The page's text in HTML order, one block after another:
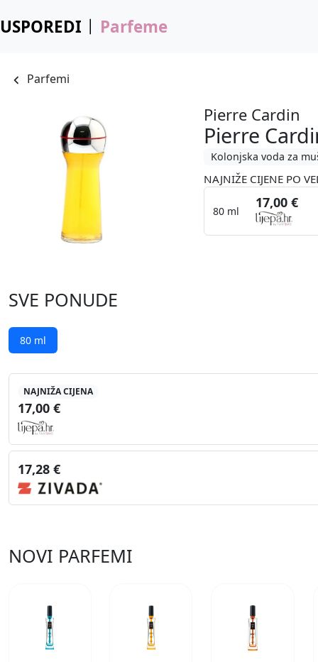
USPOREDI Parfeme
Parfemi
Pierre Cardin
Pierre
Kolonjska voda za
NAJNIŽE CIJENE PO
80 ml
17,00 €
SVE PONUDE
80 ml
NAJNIŽA CIJENA
17,00 €
17,28 €
NOVI PARFEMI